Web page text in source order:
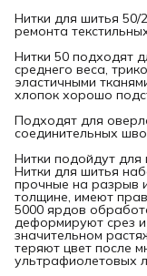
Нитки для шитья
ремонта
Нитки 50 подходят
среднего веса,
эластичными
хлопок хорошо
Подходят для
соединительных
Нитки подойдут
Нитки для шитья
прочные на разрыв
толщине, имеют
5000 ярдов
деформируют срез
значительном
теряют цвет после
ультрафиолетовых